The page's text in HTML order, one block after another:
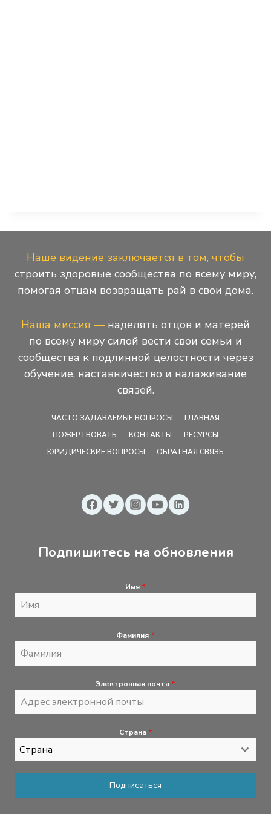
Наше видение заключается в том, чтобы
строить здоровые сообщества по всему миру,
помогая отцам возвращать рай в свои дома.
Наша миссия — наделять отцов и матерей
по всему миру силой вести свои семьи и
сообщества к подлинной целостности через
обучение, наставничество и налаживание
связей.
ЧАСТО ЗАДАВАЕМЫЕ ВОПРОСЫ
ГЛАВНАЯ
ПОЖЕРТВОВАТЬ
КОНТАКТЫ
РЕСУРСЫ
ЮРИДИЧЕСКИЕ ВОПРОСЫ
ОБРАТНАЯ СВЯЗЬ
Подпишитесь на обновления
Имя *
Фамилия *
Электронная почта *
Страна *
Страна
Подписаться